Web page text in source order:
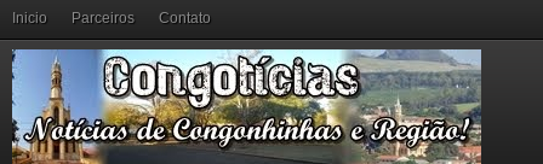
Inicio Parceiros Contato